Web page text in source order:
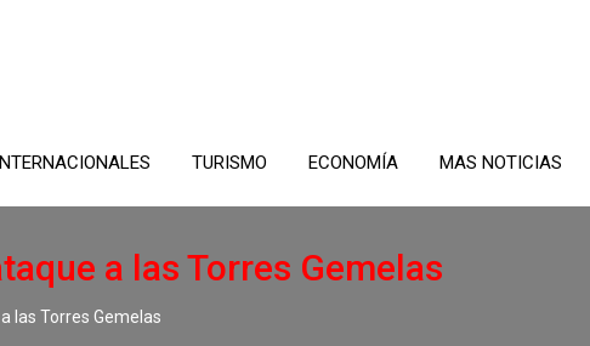
TURISMO ECONOMÍA MAS NOTICIAS
a las Torres Gemelas
las Torres Gemelas